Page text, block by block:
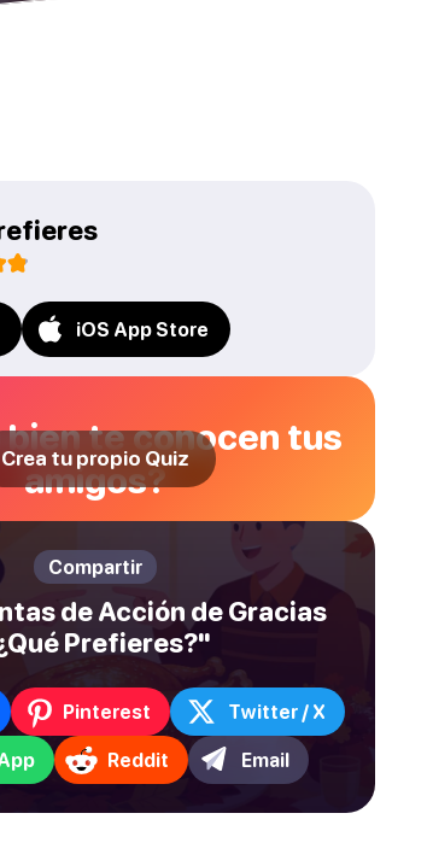
iOS App Store
bien te conocen tus
amigos?
Crea tu propio Quiz
Compartir
de Acción de Gracias
Prefieres?"
Pinterest Twitter / X
Reddit Email